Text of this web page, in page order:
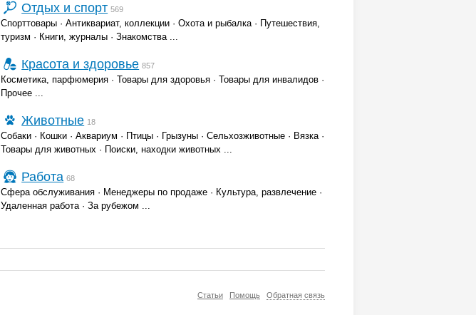
Отдых и спорт 569
Спорттовары · Антиквариат, коллекции · Охота и рыбалка· Путешествия,
туризм · Книги, журналы · Знакомства ...
Красота и здоровье 857
Косметика, парфюмерия · Товары для здоровья · Товары для инвалидов ·
Прочее ...
Животные 18
Собаки · Кошки · Аквариум · Птицы · Грызуны · Сельхозживотные · Вязка·
Товары для животных · Поиски, находки животных ...
Работа 68
Сфера обслуживания · Менеджеры по продаже · Культура, развлечение ·
Удаленная работа· За рубежом ...
Статьи Помощь Обратная связь